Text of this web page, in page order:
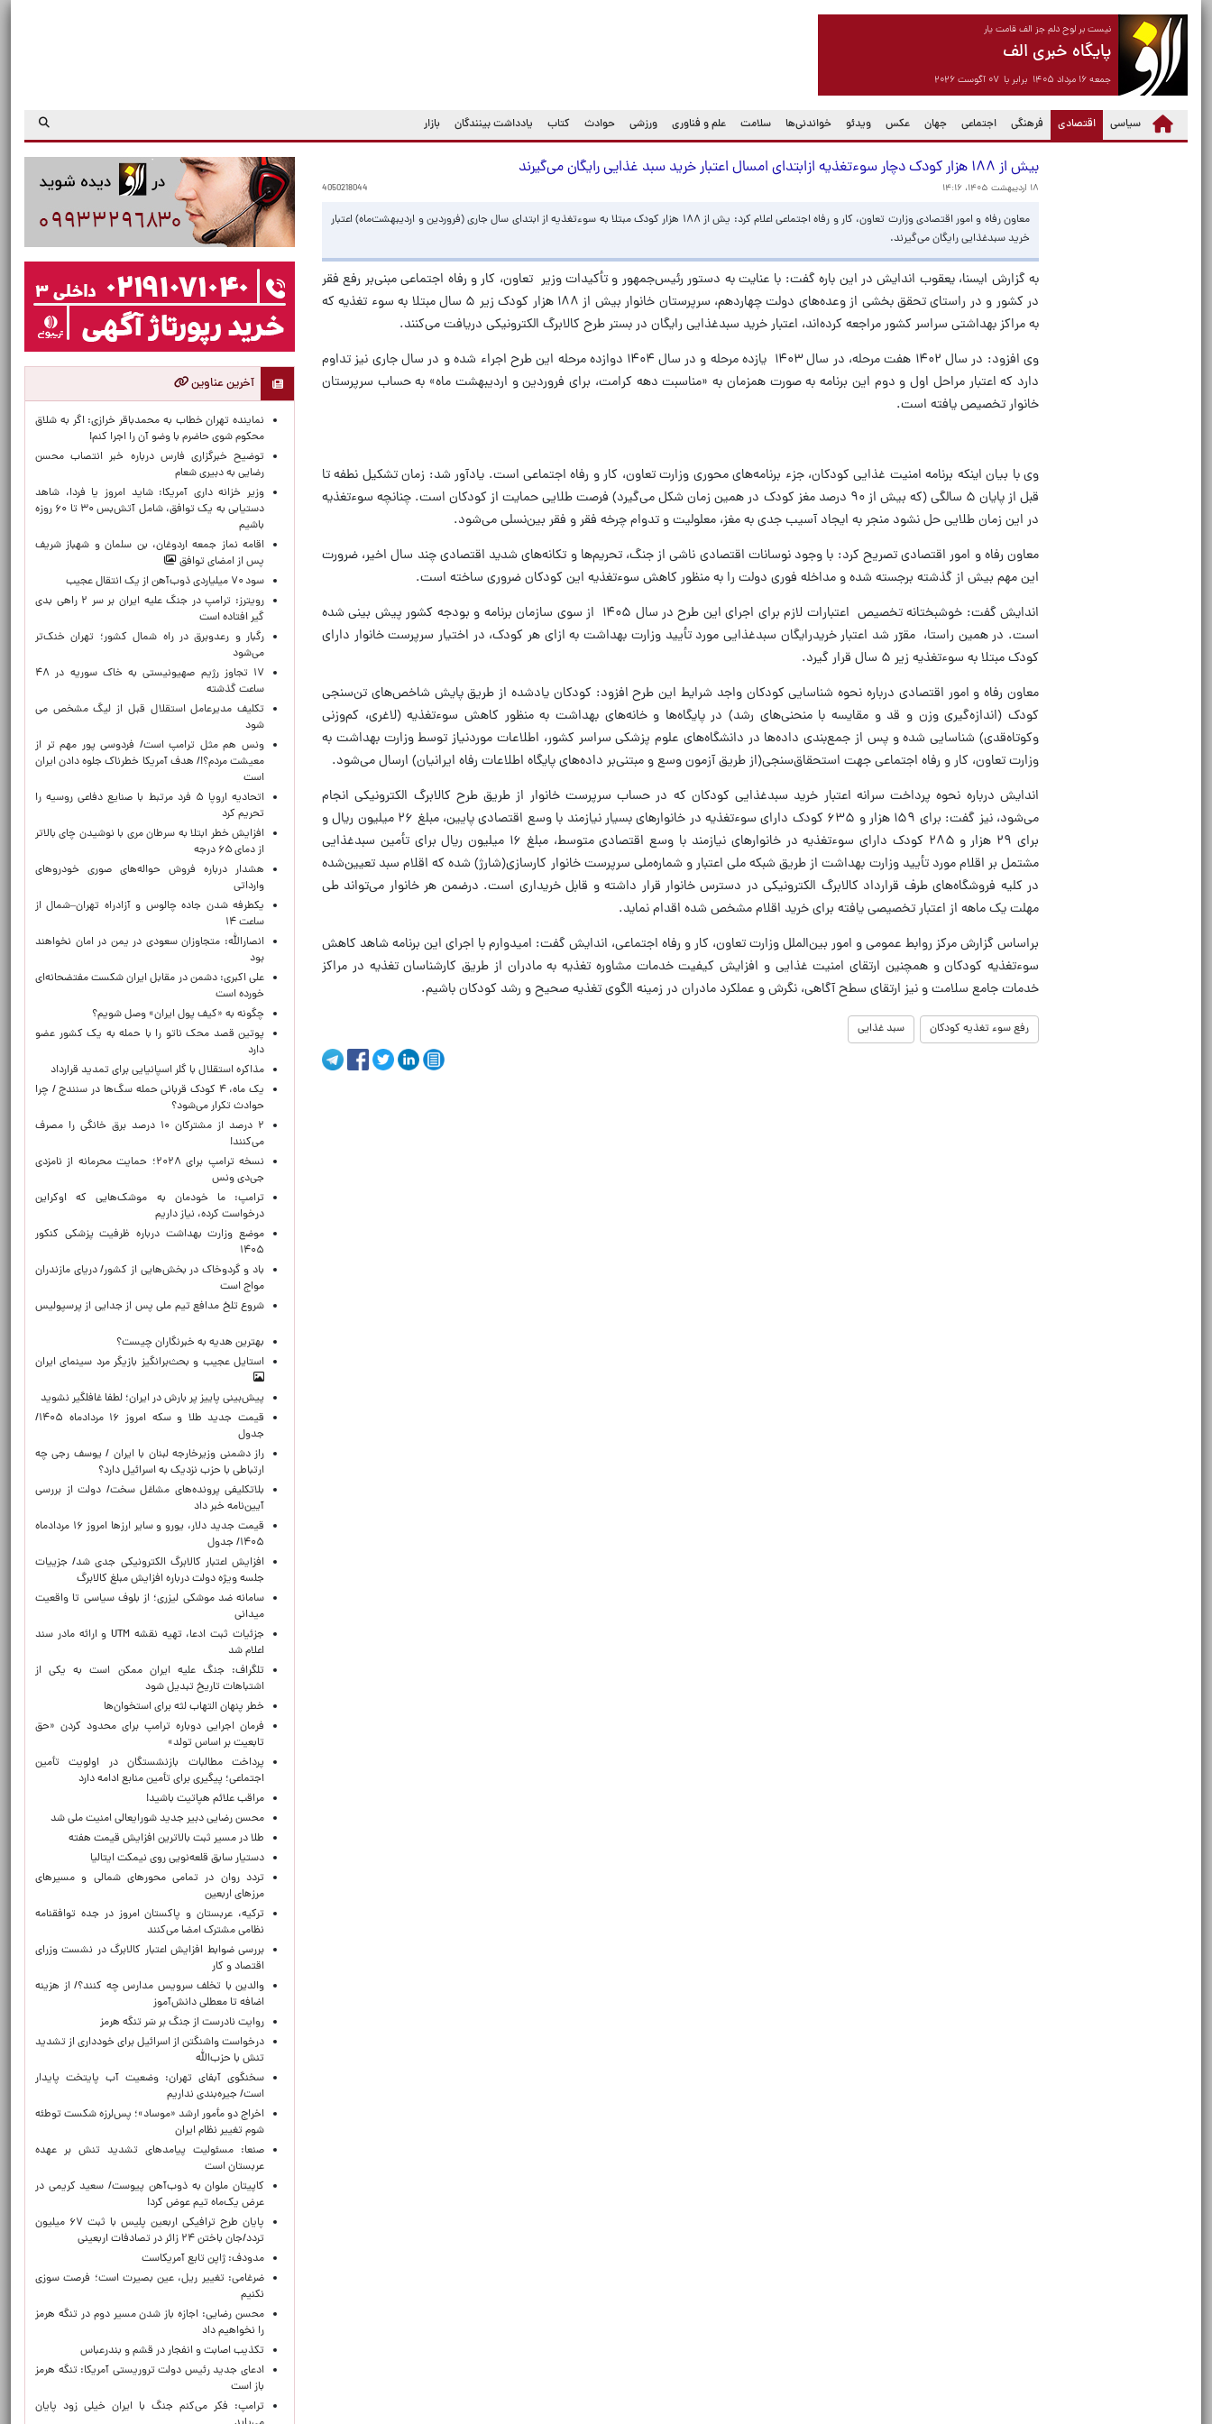
نیست بر لوح دلم جز الف قامت یار
پایگاه خبری الف
جمعه ۱۶ مرداد ۱۴۰۵ برابر با ۰۷ آگوست ۲۰۲۶
سیاسی اقتصادی
(current) فرهنگی اجتماعی جهان عکس ویدئو خواندنی‌ها سلامت علم و فناوری ورزشی حوادث کتاب یادداشت بینندگان بازار
بیش از ۱۸۸ هزار کودک دچار سوءتغذیه ازابتدای امسال اعتبار خرید سبد غذایی رایگان می‌گیرند
۱۸ اردیبهشت ۱۴۰۵، ۱۴:۱۶ 4050218044
معاون رفاه و امور اقتصادی وزارت تعاون، کار و رفاه اجتماعی اعلام کرد: یش از ۱۸۸ هزار کودک مبتلا به سوءتغذیه از ابتدای سال جاری (فروردین و اردیبهشت‌ماه) اعتبار
خرید سبدغذایی رایگان می‌گیرند.
به گزارش ایسنا، یعقوب اندایش در این باره گفت: با عنایت به دستور رئیس‌جمهور و تأکیدات وزیر تعاون، کار و رفاه اجتماعی مبنی‌بر رفع فقر
در کشور و در راستای تحقق بخشی از وعده‌های دولت چهاردهم، سرپرستان خانوار بیش از ۱۸۸ هزار کودک زیر ۵ سال مبتلا به سوء تغذیه که
به مراکز بهداشتی سراسر کشور مراجعه کرده‌اند، اعتبار خرید سبدغذایی رایگان در بستر طرح کالابرگ الکترونیکی دریافت می‌کنند.
‎وی افزود: در سال ۱۴۰۲ هفت مرحله، در سال ۱۴۰۳ یازده مرحله و در سال ۱۴۰۴ دوازده مرحله این طرح اجراء شده و در سال جاری نیز تداوم
دارد که اعتبار مراحل اول و دوم این برنامه به صورت همزمان به «مناسبت دهه کرامت، برای فروردین و اردیبهشت ماه» به حساب سرپرستان
خانوار تخصیص یافته است.
‎وی با بیان اینکه برنامه‌ امنیت غذایی کودکان، جزء برنامه‌های محوری وزارت تعاون، کار و رفاه اجتماعی است. یادآور شد: زمان تشکیل نطفه تا
قبل از پایان ۵ سالگی (که بیش از ۹۰ درصد مغز کودک در همین زمان شکل می‌گیرد) فرصت طلایی حمایت از کودکان است. چنانچه سوء‌تغذیه
در این زمان طلایی حل نشود منجر به ایجاد آسیب جدی به مغز، معلولیت و تدوام چرخه فقر و فقر بین‌نسلی می‌شود.
‎معاون رفاه و امور اقتصادی تصریح کرد: با وجود نوسانات اقتصادی ناشی از جنگ، تحریم‌ها و تکانه‌های شدید اقتصادی چند سال اخیر، ضرورت
این مهم بیش از گذشته برجسته شده و مداخله فوری دولت را به منظور کاهش سوءتغذیه این کودکان ضروری ساخته است.
‎اندایش گفت: خوشبختانه تخصیص اعتبارات لازم برای اجرای این طرح در سال ۱۴۰۵ از سوی سازمان برنامه و بودجه کشور پیش بینی شده
است. در همین راستا، مقرّر شد اعتبار خریدرایگان سبدغذایی مورد تأیید وزارت بهداشت به ازای هر کودک، در اختیار سرپرست خانوار دارای
کودک مبتلا به سوءتغذیه زیر ۵ سال قرار گیرد.
‎معاون رفاه و امور اقتصادی درباره نحوه شناسایی کودکان واجد شرایط این طرح افزود: کودکان یادشده از طریق پایش شاخص‌های تن‌سنجی
کودک (اندازه‌گیری وزن و قد و مقایسه با منحنی‌های رشد) در پایگاه‌ها و خانه‌های بهداشت به منظور کاهش سوءتغذیه (لاغری، کم‌وزنی
وکوتاه‌قدی) شناسایی شده و پس از جمع‌بندی داده‌ها در دانشگاه‌های علوم پزشکی سراسر کشور، اطلاعات موردنیاز توسط وزارت بهداشت به
وزارت تعاون، کار و رفاه اجتماعی جهت استحقاق‌سنجی(از طریق آزمون وسع و مبتنی‌بر داده‌های پایگاه اطلاعات رفاه ایرانیان) ارسال می‌شود.
‎اندایش درباره نحوه پرداخت سرانه اعتبار خرید سبدغذایی کودکان که در حساب سرپرست خانوار از طریق طرح کالابرگ الکترونیکی انجام
می‌شود، نیز گفت: برای ۱۵۹ هزار و ۶۳۵ کودک دارای سوءتغذیه در خانوارهای بسیار نیازمند با وسع اقتصادی پایین، مبلغ ۲۶ میلیون ریال و
برای ۲۹ هزار و ۲۸۵ کودک دارای سوءتغذیه در خانوارهای نیازمند با وسع اقتصادی متوسط، مبلغ ۱۶ میلیون ریال برای تأمین سبدغذایی
مشتمل بر اقلام مورد تأیید وزارت بهداشت از طریق شبکه ملی اعتبار و شماره‌ملی سرپرست خانوار کارسازی(شارژ) شده که اقلام سبد تعیین‌شده
در کلیه فروشگاه‌های طرف قرارداد کالابرگ الکترونیکی در دسترس خانوار قرار داشته و قابل خریداری است. درضمن هر خانوار می‌تواند طی
مهلت یک ماهه از اعتبار تخصیصی یافته برای خرید اقلام مشخص شده اقدام نماید.
براساس گزارش مرکز روابط عمومی و امور بین‌الملل وزارت تعاون، کار و رفاه اجتماعی، اندایش گفت: امیدوارم با اجرای این برنامه شاهد کاهش
سوءتغذیه کودکان و همچنین ارتقای امنیت غذایی و افزایش کیفیت خدمات مشاوره تغذیه به مادران از طریق کارشناسان تغذیه در مراکز
خدمات جامع سلامت و نیز ارتقای سطح آگاهی، نگرش و عملکرد مادران در زمینه الگوی تغذیه صحیح و رشد کودکان باشیم.
رفع سوء تغذیه کودکان سبد غذایی
آخرین عناوین
نماینده تهران خطاب به محمدباقر خرازی: اگر به شلاق
محکوم شوی حاضرم با وضو آن را اجرا کنم!
توضیح خبرگزاری فارس درباره خبر انتصاب محسن
رضایی به دبیری شعام
وزیر خزانه داری آمریکا: شاید امروز یا فردا، شاهد
دستیابی به یک توافق، شامل آتش‌بس ۳۰ تا ۶۰ روزه
باشیم
اقامه نماز جمعه اردوغان، بن ‌سلمان و شهباز شریف
پس از امضای توافق
سود ۷۰ میلیاردی ذوب‌آهن از یک انتقال عجیب
رویترز: ترامپ در جنگ علیه ایران بر سر ۲ راهی بدی
گیر افتاده است
رگبار و رعدوبرق در راه شمال کشور؛ تهران خنک‌تر
می‌شود
۱۷ تجاوز رژیم صهیونیستی به خاک سوریه در ۴۸
ساعت گذشته
تکلیف مدیرعامل استقلال قبل از لیگ مشخص می
شود
ونس هم مثل ترامپ است/ فردوسی پور مهم تر از
معیشت مردم؟!/ هدف آمریکا خطرناک جلوه دادن ایران
است
اتحادیه اروپا ۵ فرد مرتبط با صنایع دفاعی روسیه را
تحریم کرد
افزایش خطر ابتلا به سرطان مری با نوشیدن چای بالاتر
از دمای ۶۵ درجه
هشدار درباره فروش حواله‌های صوری خودروهای
وارداتی
یکطرفه شدن جاده چالوس و آزادراه تهران–شمال از
ساعت ۱۴
انصارالله: متجاوزان سعودی در یمن در امان نخواهند
بود
علی اکبری: دشمن در مقابل ایران شکست مفتضحانه‌ای
خورده است
چگونه به «کیف پول ایران» وصل شویم؟
پوتین قصد محک ناتو را با حمله به یک کشور عضو
دارد
مذاکره استقلال با گلر اسپانیایی برای تمدید قرارداد
یک ماه، ۴ کودک قربانی حمله سگ‌ها در سنندج / چرا
حوادث تکرار می‌شود؟
۲ درصد از مشترکان ۱۰ درصد برق خانگی را مصرف
می‌کنند!
نسخه ترامپ برای ۲۰۲۸؛ حمایت محرمانه از نامزدی
جی‌دی ونس
ترامپ: ما خودمان به موشک‌هایی که اوکراین
درخواست کرده، نیاز داریم
موضع وزارت بهداشت درباره ظرفیت پزشکی کنکور
۱۴۰۵
باد و گردوخاک در بخش‌هایی از کشور/ دریای مازندران
مواج است
شروع تلخ مدافع تیم ملی پس از جدایی از پرسپولیس
بهترین هدیه به خبرنگاران چیست؟
استایل عجیب و بحث‌برانگیز بازیگر مرد سینمای ایران
پیش‌بینی پاییز پر بارش در ایران؛ لطفا غافلگیر نشوید
قیمت جدید طلا و سکه امروز ۱۶ مردادماه ۱۴۰۵/
جدول
راز دشمنی وزیرخارجه لبنان با ایران / یوسف رجی چه
ارتباطی با حزب نزدیک به اسرائیل دارد؟
بلاتکلیفی پرونده‌های مشاغل سخت/ دولت از بررسی
آیین‌نامه خبر داد
قیمت جدید دلار، یورو و سایر ارزها امروز ۱۶ مردادماه
۱۴۰۵/ جدول
افزایش اعتبار کالابرگ الکترونیکی جدی شد/ جزییات
جلسه ویژه دولت درباره افزایش مبلغ کالابرگ
سامانه ضد موشکی لیزری؛ از بلوف سیاسی تا واقعیت
میدانی
جزئیات ثبت ادعا، تهیه نقشه UTM و ارائه مادر سند
اعلام شد
تلگراف: جنگ علیه ایران ممکن است به یکی از
اشتباهات تاریخ تبدیل شود
خطر پنهان التهاب لثه برای استخوان‌ها
فرمان اجرایی دوباره ترامپ برای محدود کردن «حق
تابعیت بر اساس تولد»
پرداخت مطالبات بازنشستگان در اولویت تأمین
اجتماعی؛ پیگیری برای تأمین منابع ادامه دارد
مراقب علائم هپاتیت باشید!
محسن رضایی دبیر جدید شورایعالی امنیت ملی شد
طلا در مسیر ثبت بالاترین افزایش قیمت هفته
دستیار سابق قلعه‌نویی روی نیمکت ایتالیا
تردد روان در تمامی محورهای شمالی و مسیرهای
مرزهای اربعین
ترکیه، عربستان و پاکستان امروز در جده توافقنامه
نظامی مشترک امضا می‌کنند
بررسی ضوابط افزایش اعتبار کالابرگ در نشست وزرای
اقتصاد و کار
والدین با تخلف سرویس مدارس چه کنند؟/ از هزینه
اضافه تا معطلی دانش‌آموز
روایت نادرست از جنگ بر سَر تنگه هرمز
درخواست واشنگتن از اسرائیل برای خودداری از تشدید
تنش با حزب‌الله
سخنگوی آبفای تهران: وضعیت آب پایتخت پایدار
است/ جیره‌بندی نداریم
اخراج دو مأمور ارشد «موساد»؛ پس‌لرزه شکست توطئه
شوم تغییر نظام ایران
صنعا: مسئولیت پیامدهای تشدید تنش بر عهده
عربستان است
کاپیتان ملوان به ذوب‌آهن پیوست/ سعید کریمی در
عرض یک‌ماه تیم عوض کرد!
پایان طرح ترافیکی اربعین پلیس با ثبت ۶۷ میلیون
تردد/جان باختن ۲۴ زائر در تصادفات اربعینی
مدودف: ژاپن تابع آمریکاست
ضرغامی: تغییر ریل، عین بصیرت است؛ فرصت سوزی
نکنیم
محسن رضایی: اجازه باز شدن مسیر دوم در تنگه هرمز
را نخواهیم داد
تکذیب اصابت و انفجار در قشم و بندرعباس
ادعای جدید رئیس دولت تروریستی آمریکا: تنگه هرمز
باز است
ترامپ: فکر می‌کنم جنگ با ایران خیلی زود پایان